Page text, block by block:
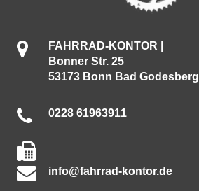
FAHRRAD-KONTOR |
Bonner Str. 25
53173 Bonn Bad Godesberg
0228 61963911
info@fahrrad-kontor.de